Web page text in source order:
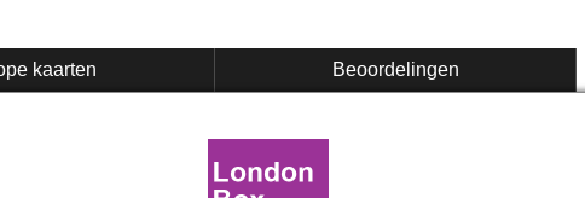
kaarten Beoordelingen